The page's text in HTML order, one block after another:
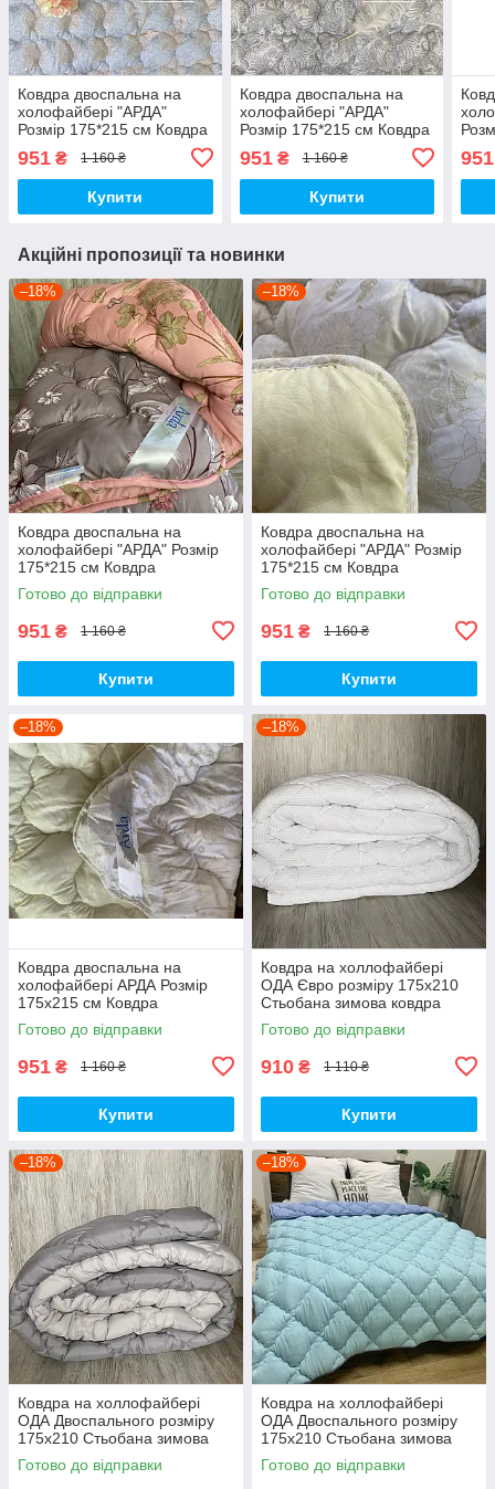
Ковдра двоспальна на
холофайбері "АРДА"
Розмір 175*215 см Ковдра
наповнювач холофайбер.
Стьобана ковдра
951 ₴ 1 160 ₴
Купити
Ковдра двоспальна на
холофайбері "АРДА"
Розмір 175*215 см Ковдра
наповнювач холофайбер.
Стьобана ковдра
951₴ 1 160 ₴
Купити
951
Акційні пропозиції та новинки
–18%
Ковдра двоспальна на
холофайбері "АРДА" Розмір
175*215 см Ковдра
наповнювач холофайбер.
Стьобана ковдра
Готово до відправки
951 ₴ 1 160 ₴
Купити
–18%
Ковдра двоспальна на
холофайбері "АРДА" Розмір
175*215 см Ковдра
наповнювач холофайбер.
Стьобана ковдра
Готово до відправки
951 ₴ 1 160 ₴
Купити
–18%
Ковдра двоспальна на
холофайбері АРДА Розмір
175х215 см Ковдра
наповнювач холофайбер.
Стьобана ковдра
Готово до відправки
951 ₴ 1 160 ₴
Купити
–18%
Ковдра на холлофайбері
ОДА Євро розміру 175х210
Стьобана зимова ковдра
високої якості білого кольору
Готово до відправки
910 ₴ 1 110 ₴
Купити
–18%
Ковдра на холлофайбері
ОДА Двоспального розміру
175х210 Стьобана зимова
ковдра високої якості сірого
кольору
Готово до відправки
–18%
Ковдра на холлофайбері
ОДА Двоспального розміру
175х210 Стьобана зимова
ковдра високої якості
Готово до відправки